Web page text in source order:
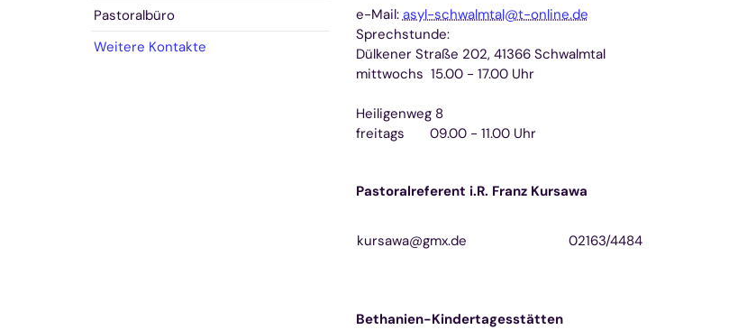
e-Mail:asyl-schwalmtal@t-online.de
Sprechstunde:
Dülkener Straße 202, 41366 Schwalmtal
mittwochs 15.00 - 17.00 Uhr
Heiligenweg 8
freitags 09.00 - 11.00 Uhr
Pastoralreferent i.R. Franz Kursawa
kursawa@gmx.de 02163/4484
Bethanien-Kindertagesstätten
Pastoralbüro
Weitere Kontakte